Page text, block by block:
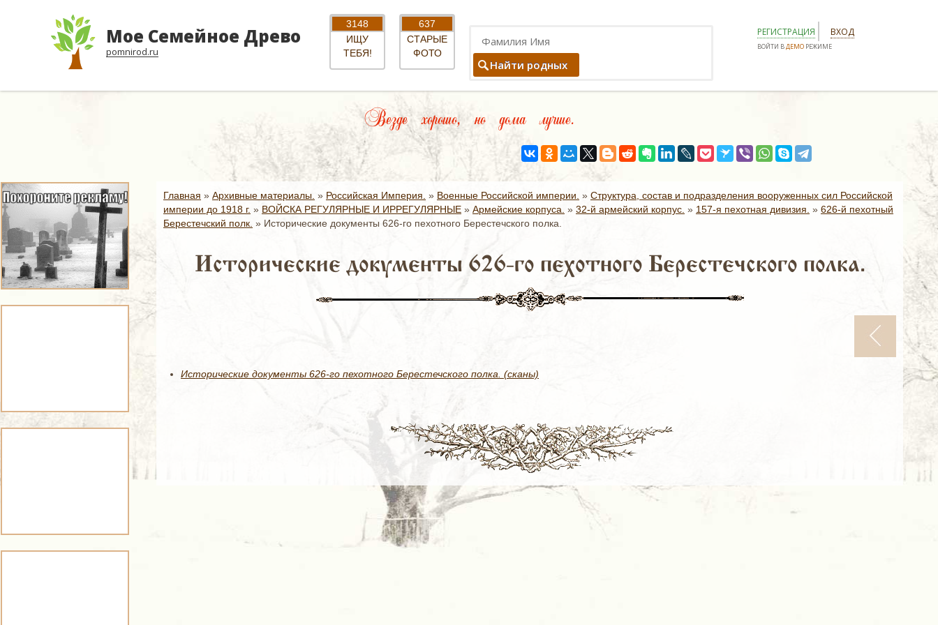
Мое Семейное Древо
pomnirod.ru
3148
ИЩУ
ТЕБЯ!
637
СТАРЫЕ
ФОТО
Найти родных
РЕГИСТРАЦИЯ ВХОД
ВОЙТИ ВДЕМО РЕЖИМЕ
Везде хорошо, но дома лучше.
Главная » Архивные материалы. » Российская Империя. » Военные Российской империи. » Структура, состав и подразделения вооруженных сил Российской
империи до 1918 г. » ВОЙСКА РЕГУЛЯРНЫЕ И ИРРЕГУЛЯРНЫЕ » Армейские корпуса. » 32-й армейский корпус. » 157-я пехотная дивизия. » 626-й пехотный
Берестечский полк. » Исторические документы 626-го пехотного Берестечского полка.
Исторические документы 626-го пехотного Берестечского полка.
Исторические документы 626-го пехотного Берестечского полка. (сканы)